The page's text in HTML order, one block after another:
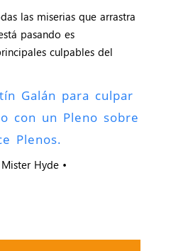
las miserias que arrastra
pasando es
culpables del
Galán para culpar
con un Pleno sobre
Plenos.
Hyde •